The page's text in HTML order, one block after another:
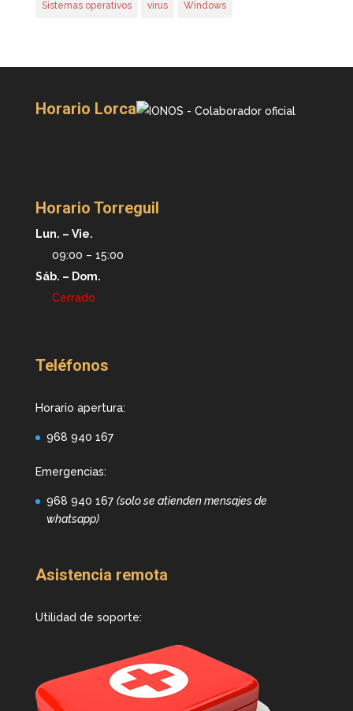
Sistemas operativos virus Windows
Horario Lorca
Horario Torreguil
Lun. – Vie.
09:00 – 15:00
Sáb. – Dom.
Cerrado
Teléfonos
Horario apertura:
968 940 167
Emergencias:
968 940 167 (solo se atienden mensajes de
whatsapp)
Asistencia remota
Utilidad de soporte: